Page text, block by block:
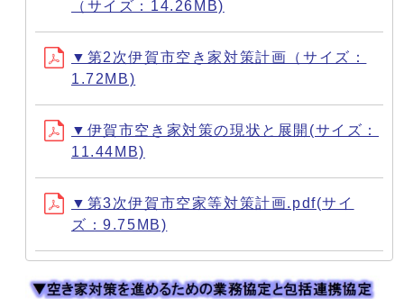
（サイズ：14.26MB)
▼第2次伊賀市空き家対策計画（サイズ：
1.72MB)
▼伊賀市空き家対策の現状と展開(サイズ：
11.44MB)
▼第3次伊賀市空家等対策計画.pdf(サイ
ズ：9.75MB)